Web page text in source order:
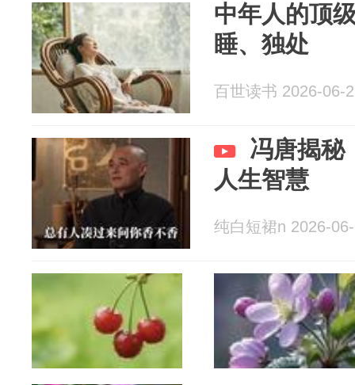
中年人的顶
睡、独处
百世读书 2026-06-
冯唐揭秘
人生智慧
纯白短裙n 2026-